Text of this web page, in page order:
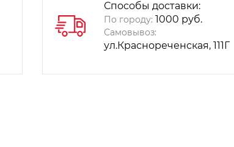
Способы доставки:
По городу: 1000 руб.
Самовывоз:
ул.Краснореченская, 111Г